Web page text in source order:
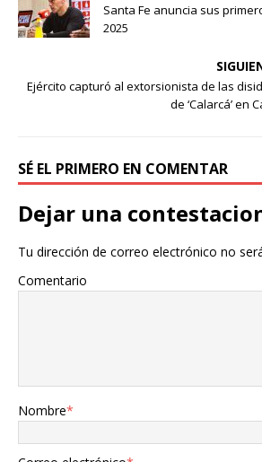
Santa Fe anuncia sus
2025
Ejército capturó al extorsionista de las
de ‘Calarcá’ en
SÉ EL PRIMERO EN COMENTAR
Dejar una
Tu dirección de correo electrónico no
Comentario
Nombre*